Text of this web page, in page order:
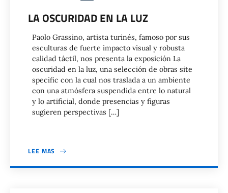
LA OSCURIDAD EN LA LUZ
Paolo Grassino, artista turinés, famoso por sus
esculturas de fuerte impacto visual y robusta
calidad táctil, nos presenta la exposición La
oscuridad en la luz, una selección de obras site
specific con la cual nos traslada a un ambiente
con una atmósfera suspendida entre lo natural
y lo artificial, donde presencias y figuras
sugieren perspectivas […]
LEE MAS